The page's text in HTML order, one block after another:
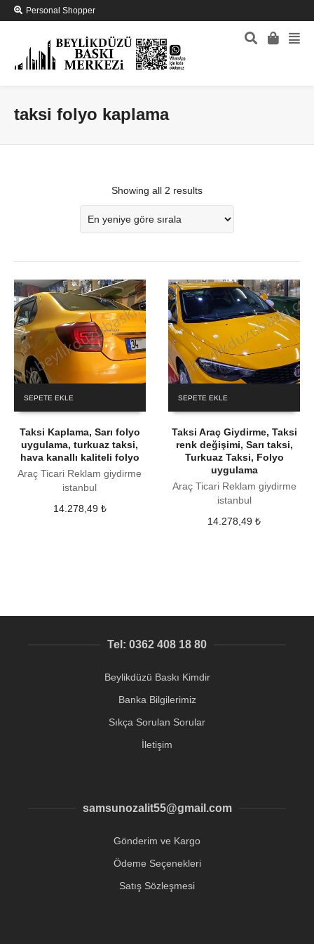
Personal Shopper
taksi folyo kaplama
Showing all 2 results
SEPETE EKLE
Taksi Kaplama, Sarı folyo
uygulama, turkuaz taksi,
hava kanallı kaliteli folyo
Araç Ticari Reklam giydirme
istanbul
14.278,49 ₺
SEPETE EKLE
Taksi Araç Giydirme, Taksi
renk değişimi, Sarı taksi,
Turkuaz Taksi, Folyo
uygulama
Araç Ticari Reklam giydirme
istanbul
14.278,49₺
Tel: 0362 408 18 80
Beylikdüzü Baskı Kimdir
Banka Bilgilerimiz
Sıkça Sorulan Sorular
İletişim
samsunozalit55@gmail.com
Gönderim ve Kargo
Ödeme Seçenekleri
Satış Sözleşmesi